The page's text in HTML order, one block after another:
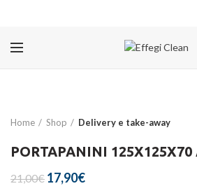
Home Shop Delivery e take-away
PORTAPANINI 125X125X70
21,00€ Il
17,90€Il